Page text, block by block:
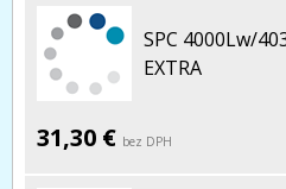
SPC 4000Lw/
EXTRA
31,30 € bez DPH